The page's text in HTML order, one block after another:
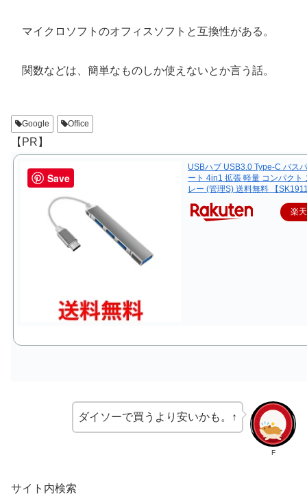
マイクロソフトのオフィスソフトと互換性がある。
関数などは、簡単なものしか使えないとか言う話。
Google Office
【PR】
USBハブ USB3.0 Type-C バス
ート 4in1 拡張 軽量 コンパクト
レー (管理S) 送料無料 【
楽
F
ダイソーで買うより安いかも。↑
サイト内検索
Save